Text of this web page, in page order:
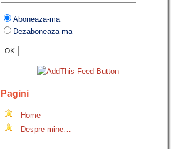
Aboneaza-ma
Dezaboneaza-ma
Pagini
Home
Despre mine…